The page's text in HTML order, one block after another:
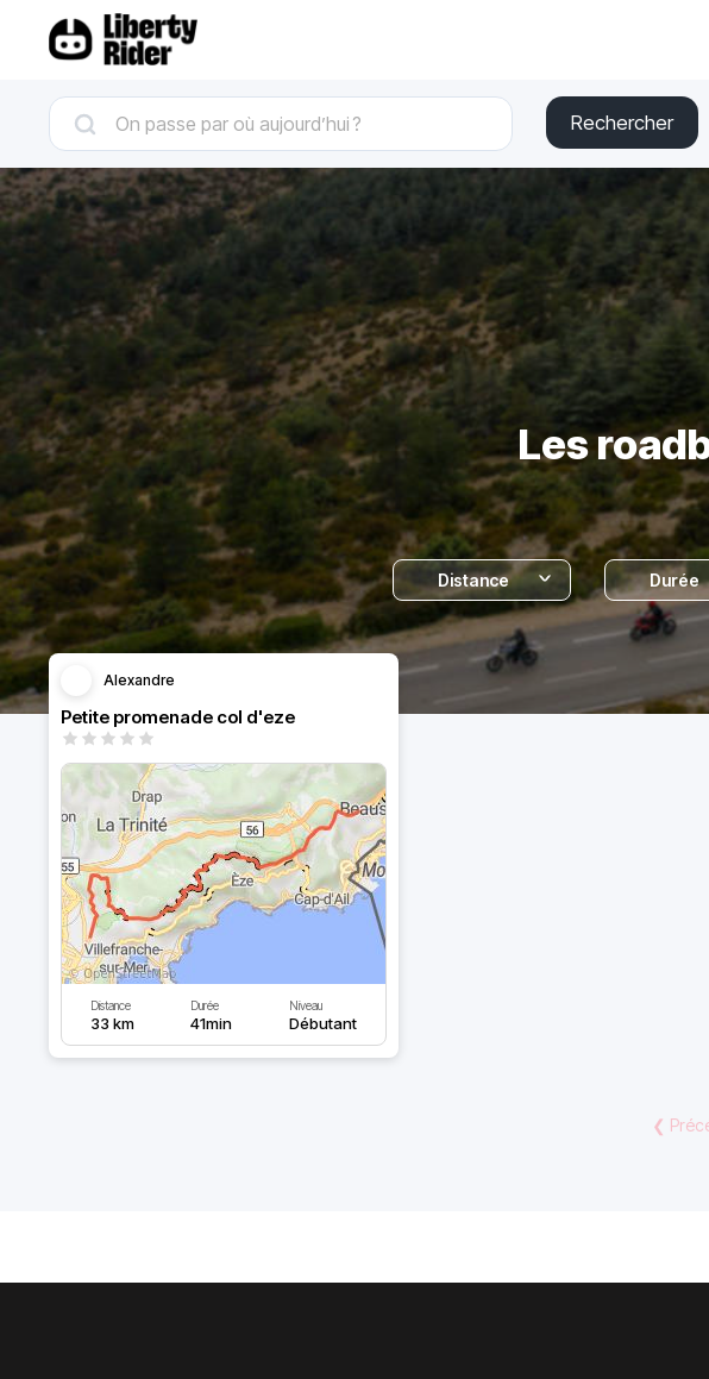
Rechercher
Les
Distance Durée
Alexandre
Petite promenade col d'eze
Distance
33 km
Durée
41min
Niveau
Débutant
❮